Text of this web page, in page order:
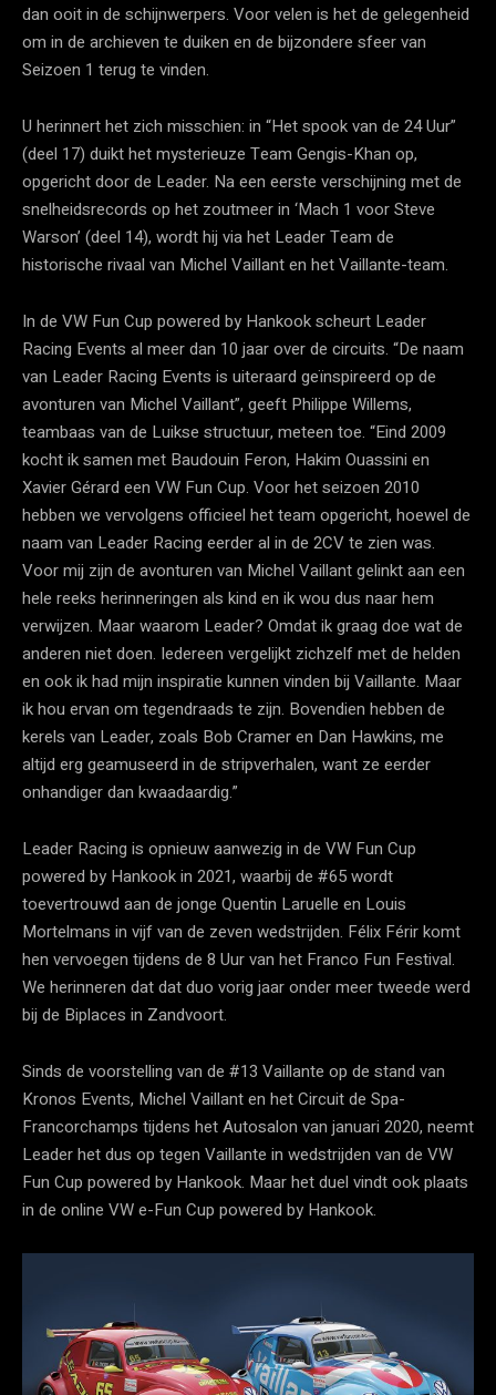
dan ooit in de schijnwerpers. Voor velen is het de gelegenheid
om in de archieven te duiken en de bijzondere sfeer van
Seizoen 1 terug te vinden.
U herinnert het zich misschien: in “Het spook van de 24 Uur”
(deel 17) duikt het mysterieuze Team Gengis-Khan op,
opgericht door de Leader. Na een eerste verschijning met de
snelheidsrecords op het zoutmeer in ‘Mach 1 voor Steve
Warson’ (deel 14), wordt hij via het Leader Team de
historische rivaal van Michel Vaillant en het Vaillante-team.
In de VW Fun Cup powered by Hankook scheurt Leader
Racing Events al meer dan 10 jaar over de circuits. “De naam
van Leader Racing Events is uiteraard geïnspireerd op de
avonturen van Michel Vaillant”, geeft Philippe Willems,
teambaas van de Luikse structuur, meteen toe. “Eind 2009
kocht ik samen met Baudouin Feron, Hakim Ouassini en
Xavier Gérard een VW Fun Cup. Voor het seizoen 2010
hebben we vervolgens officieel het team opgericht, hoewel de
naam van Leader Racing eerder al in de 2CV te zien was.
Voor mij zijn de avonturen van Michel Vaillant gelinkt aan een
hele reeks herinneringen als kind en ik wou dus naar hem
verwijzen. Maar waarom Leader? Omdat ik graag doe wat de
anderen niet doen. Iedereen vergelijkt zichzelf met de helden
en ook ik had mijn inspiratie kunnen vinden bij Vaillante. Maar
ik hou ervan om tegendraads te zijn. Bovendien hebben de
kerels van Leader, zoals Bob Cramer en Dan Hawkins, me
altijd erg geamuseerd in de stripverhalen, want ze eerder
onhandiger dan kwaadaardig.”
Leader Racing is opnieuw aanwezig in de VW Fun Cup
powered by Hankook in 2021, waarbij de #65 wordt
toevertrouwd aan de jonge Quentin Laruelle en Louis
Mortelmans in vijf van de zeven wedstrijden. Félix Férir komt
hen vervoegen tijdens de 8 Uur van het Franco Fun Festival.
We herinneren dat dat duo vorig jaar onder meer tweede werd
bij de Biplaces in Zandvoort.
Sinds de voorstelling van de #13 Vaillante op de stand van
Kronos Events, Michel Vaillant en het Circuit de Spa-
Francorchamps tijdens het Autosalon van januari 2020, neemt
Leader het dus op tegen Vaillante in wedstrijden van de VW
Fun Cup powered by Hankook. Maar het duel vindt ook plaats
in de online VW e-Fun Cup powered by Hankook.